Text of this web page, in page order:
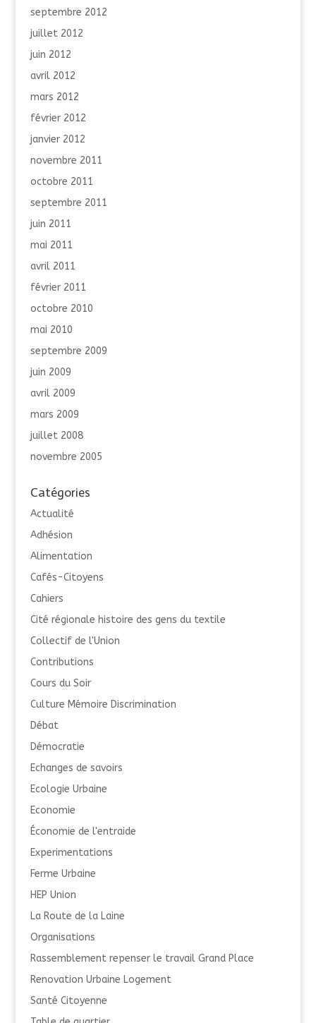
septembre 2012
juillet 2012
juin 2012
avril 2012
mars 2012
février 2012
janvier 2012
novembre 2011
octobre 2011
septembre 2011
juin 2011
mai 2011
avril 2011
février 2011
octobre 2010
mai 2010
septembre 2009
juin 2009
avril 2009
mars 2009
juillet 2008
novembre 2005
Catégories
Actualité
Adhésion
Alimentation
Cafés-Citoyens
Cahiers
Cité régionale histoire des gens du textile
Collectif de l'Union
Contributions
Cours du Soir
Culture Mémoire Discrimination
Débat
Démocratie
Echanges de savoirs
Ecologie Urbaine
Economie
Économie de l'entraide
Experimentations
Ferme Urbaine
HEP Union
La Route de la Laine
Organisations
Rassemblement repenser le travail Grand Place
Renovation Urbaine Logement
Santé Citoyenne